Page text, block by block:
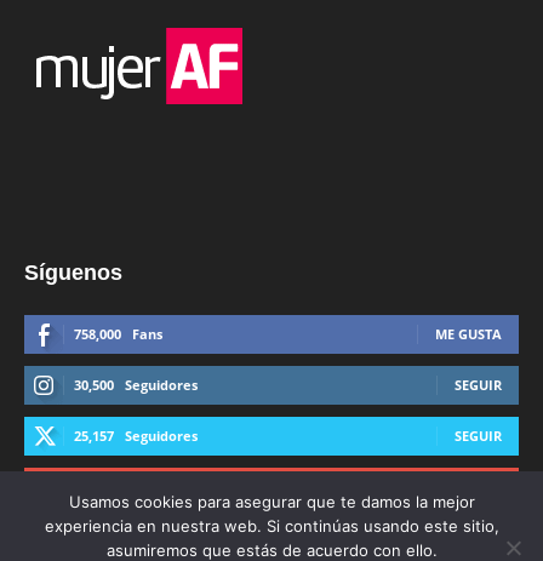
Síguenos
758,000 Fans ME GUSTA
30,500 Seguidores SEGUIR
25,157 Seguidores SEGUIR
Usamos cookies para asegurar que te damos la mejor
experiencia en nuestra web. Si continúas usando este sitio,
asumiremos que estás de acuerdo con ello.